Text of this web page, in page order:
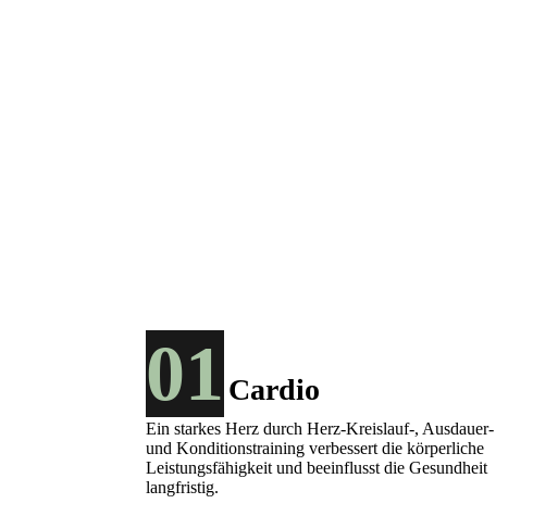
01 Cardio
Ein starkes Herz durch Herz-Kreislauf-, Ausdauer-
und Konditionstraining verbessert die körperliche
Leistungsfähigkeit und beeinflusst die Gesundheit
langfristig.